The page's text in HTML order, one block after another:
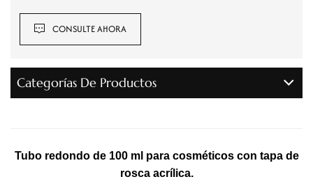
CONSULTE AHORA
Categorías De Productos
Tubo redondo de 100 ml para cosméticos con tapa de
rosca acrílica.